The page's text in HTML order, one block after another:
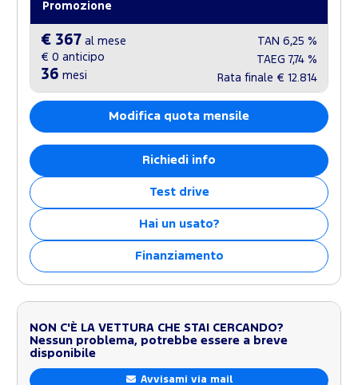
Promozione
€ 367 al mese
€ 0 anticipo
36 mesi
TAN 6,25 %
TAEG 7,74 %
Rata finale € 12.814
Modifica quota mensile
Richiedi info
Test drive
Hai un usato?
Finanziamento
NON C'È LA VETTURA CHE STAI CERCANDO?
Nessun problema, potrebbe essere a breve
disponibile
Avvisami via mail